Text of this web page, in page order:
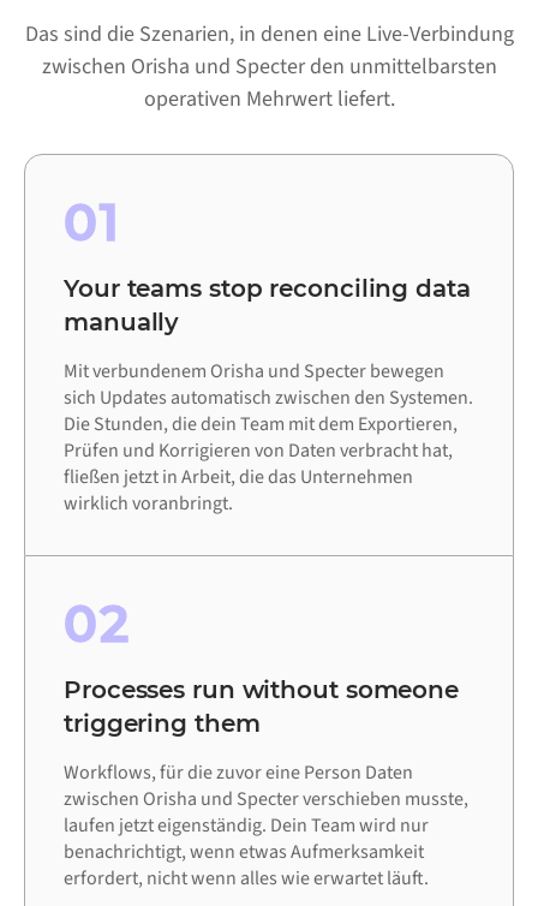
Das sind die Szenarien, in denen eine Live-Verbindung
zwischen Orisha und Specter den unmittelbarsten
operativen Mehrwert liefert.
01
Your teams stop reconciling data
manually
Mit verbundenem Orisha und Specter bewegen
sich Updates automatisch zwischen den Systemen.
Die Stunden, die dein Team mit dem Exportieren,
Prüfen und Korrigieren von Daten verbracht hat,
fließen jetzt in Arbeit, die das Unternehmen
wirklich voranbringt.
02
Processes run without someone
triggering them
Workflows, für die zuvor eine Person Daten
zwischen Orisha und Specter verschieben musste,
laufen jetzt eigenständig. Dein Team wird nur
benachrichtigt, wenn etwas Aufmerksamkeit
erfordert, nicht wenn alles wie erwartet läuft.